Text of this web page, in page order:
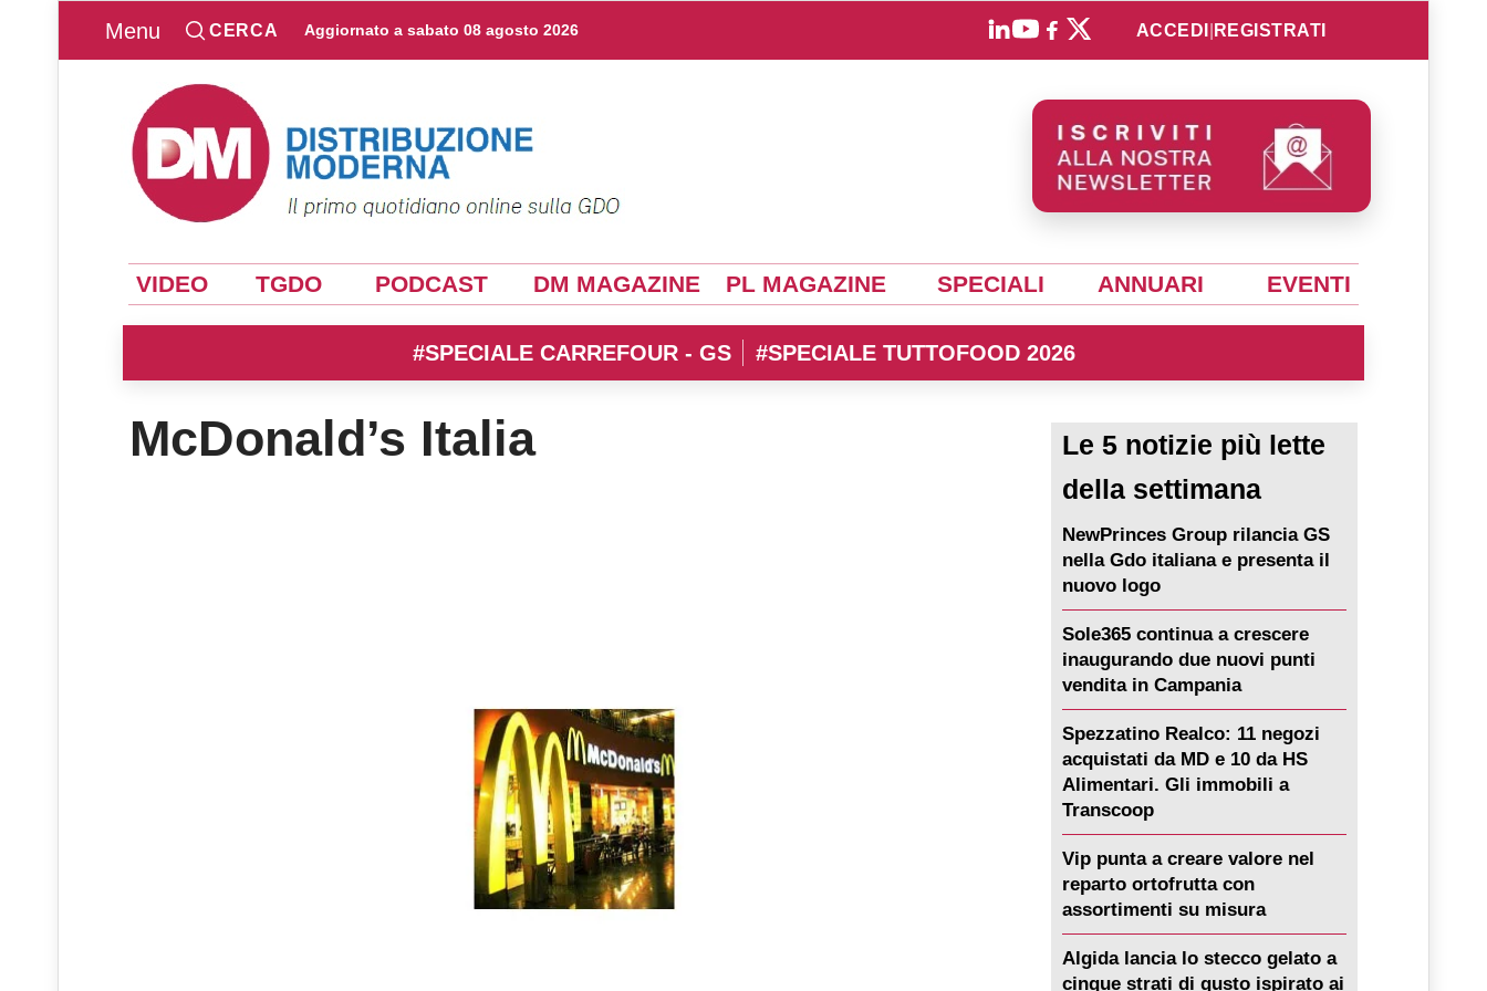
Menu CERCA Aggiornato a sabato 08 agosto 2026 ACCEDI REGISTRATI
VIDEO TGDO PODCAST DM MAGAZINE PL MAGAZINE SPECIALI ANNUARI EVENTI
#SPECIALE CARREFOUR - GS #SPECIALE TUTTOFOOD 2026
McDonald’s Italia
Le 5 notizie più lette
della settimana
NewPrinces Group rilancia GS
nella Gdo italiana e presenta il
nuovo logo
Sole365 continua a crescere
inaugurando due nuovi punti
vendita in Campania
Spezzatino Realco: 11 negozi
acquistati da MD e 10 da HS
Alimentari. Gli immobili a
Transcoop
Vip punta a creare valore nel
reparto ortofrutta con
assortimenti su misura
Algida lancia lo stecco gelato a
cinque strati di gusto ispirato ai